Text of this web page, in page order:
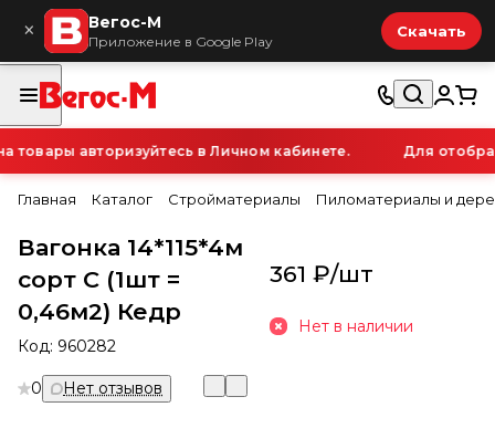
× Вегос-М
Приложение в Google Play
Скачать
авторизуйтесь в Личном кабинете. Для
Главная Каталог Стройматериалы Пиломатериалы и
Вагонка 14*115*4м
сорт С (1шт =
0,46м2) Кедр
Код: 960282
0 Нет отзывов
361 ₽/шт
Нет в наличии